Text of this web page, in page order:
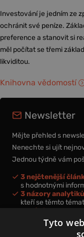
Investování je jedním ze
ochránit své peníze.
preference a stanovit si
měl počítat se třemi
likviditou.
Knihovna vědomostí
Newsletter
Mějte přehled s
Nenechte si ujít
Jednou týdně vám
3 nejčtenější
s hodnotnými
3 názory analytiků
kteří se těmto
nová videa a
k prohloubení
Tyto